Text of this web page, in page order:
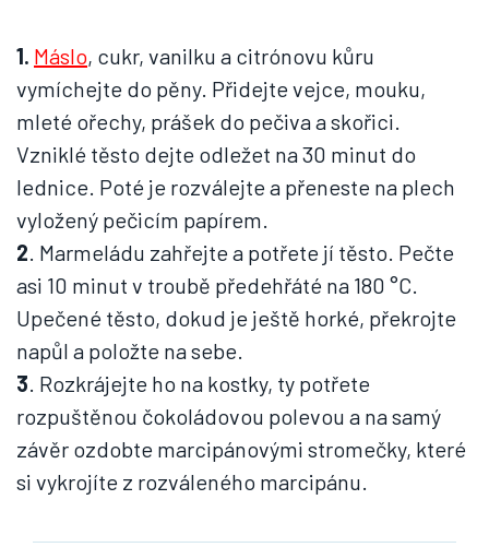
1. Máslo, cukr, vanilku a citrónovu kůru
vymíchejte do pěny. Přidejte vejce, mouku,
mleté ořechy, prášek do pečiva a skořici.
Vzniklé těsto dejte odležet na 30 minut do
lednice. Poté je rozválejte a přeneste na plech
vyložený pečicím papírem.
2. Marmeládu zahřejte a potřete jí těsto. Pečte
asi 10 minut v troubě předehřáté na 180 °C.
Upečené těsto, dokud je ještě horké, překrojte
napůl a položte na sebe.
3. Rozkrájejte ho na kostky, ty potřete
rozpuštěnou čokoládovou polevou a na samý
závěr ozdobte marcipánovými stromečky, které
si vykrojíte z rozváleného marcipánu.